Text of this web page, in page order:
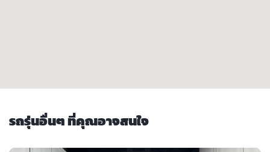
รถรุ่นอื่นๆ ที่คุณอาจสนใจ